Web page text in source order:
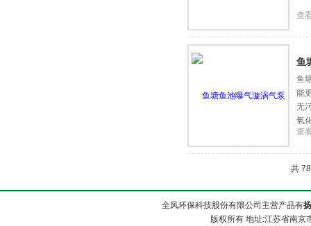
查
鱼
鱼
能
无
氧
状
查
共
全风环保科技股份有限公司主营产品有
版权所有 地址:江苏省南